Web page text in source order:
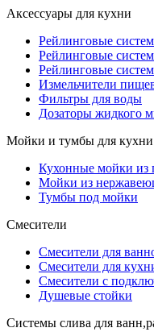
Аксессуары для кухни
Рейлинговые
Рейлинговые
Рейлинговые
Измельчители
Фильтры для воды
Дозаторы жидкого
Мойки и тумбы для кухни
Кухонные мойки из
Мойки из
Тумбы под мойки
Смесители
Смесители для
Смесители для
Смесители с
Душевые стойки
Системы слива для